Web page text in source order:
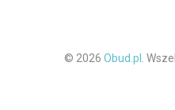
© 2026 Obud.pl.